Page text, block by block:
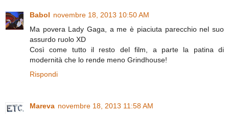
Babol novembre 18, 2013 10:50 AM
Ma povera Lady Gaga, a me è piaciuta parecchio nel suo
assurdo ruolo XD
Così come tutto il resto del film, a parte la patina di
modernità che lo rende meno Grindhouse!
Rispondi
Mareva novembre 18, 2013 11:58 AM